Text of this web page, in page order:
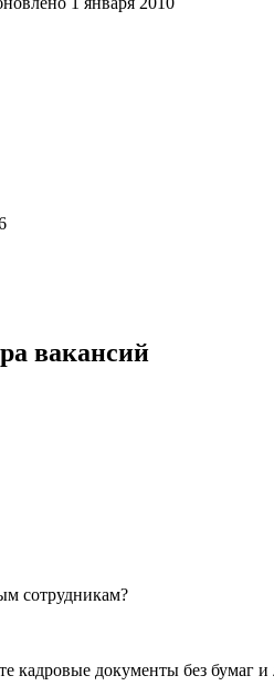
вакансий
сотрудникам?
кадровые документы без бумаг